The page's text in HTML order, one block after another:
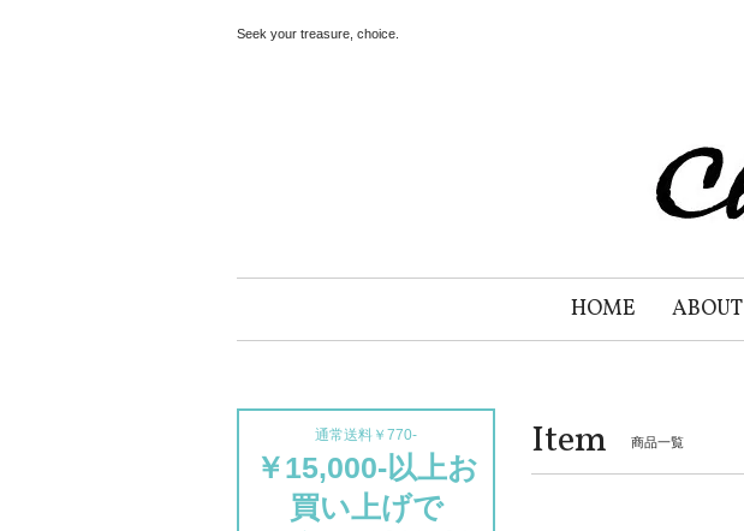
Seek your treasure, choice.
HOME ABOUT
Item 商品一覧
通常送料￥770-
￥15,000-以上お
買い上げで